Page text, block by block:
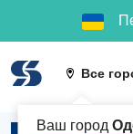
Все
Ваш город